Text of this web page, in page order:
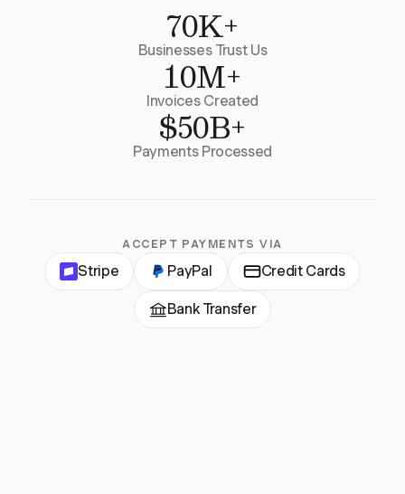
70K+
Businesses Trust Us
10M+
Invoices Created
$50B+
Payments Processed
ACCEPT PAYMENTS VIA
Stripe PayPal Credit Cards
Bank Transfer